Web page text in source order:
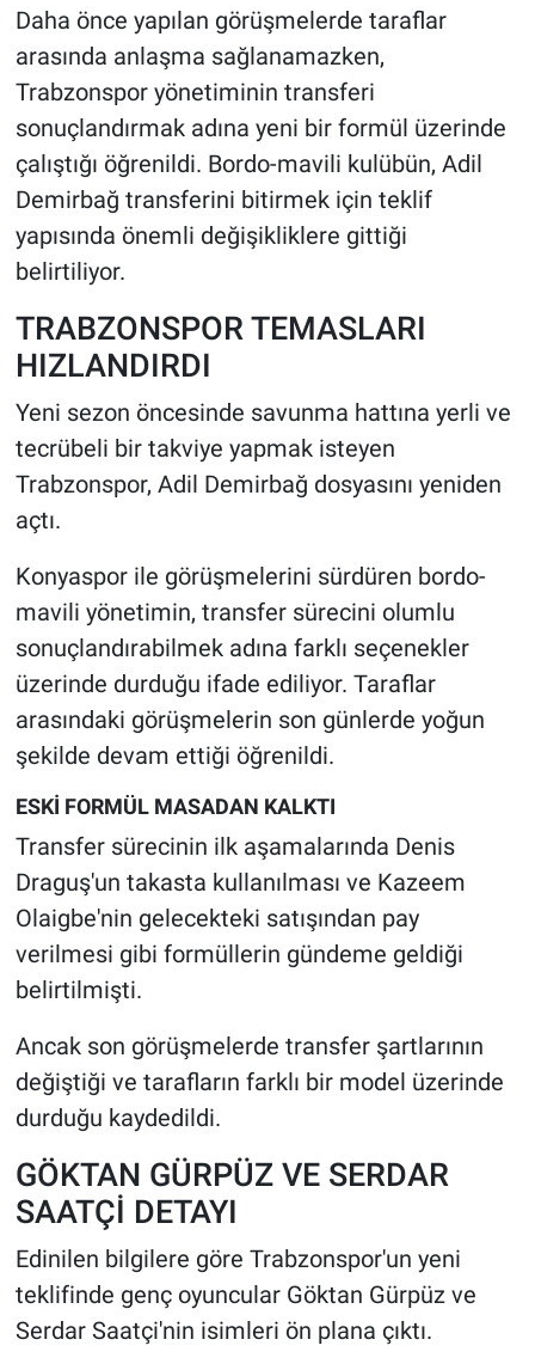
Daha önce yapılan görüşmelerde taraflar
arasında anlaşma sağlanamazken,
Trabzonspor yönetiminin transferi
sonuçlandırmak adına yeni bir formül üzerinde
çalıştığı öğrenildi. Bordo-mavili kulübün, Adil
Demirbağ transferini bitirmek için teklif
yapısında önemli değişikliklere gittiği
belirtiliyor.
TRABZONSPOR TEMASLARI
HIZLANDIRDI
Yeni sezon öncesinde savunma hattına yerli ve
tecrübeli bir takviye yapmak isteyen
Trabzonspor, Adil Demirbağ dosyasını yeniden
açtı.
Konyaspor ile görüşmelerini sürdüren bordo-
mavili yönetimin, transfer sürecini olumlu
sonuçlandırabilmek adına farklı seçenekler
üzerinde durduğu ifade ediliyor. Taraflar
arasındaki görüşmelerin son günlerde yoğun
şekilde devam ettiği öğrenildi.
ESKİ FORMÜL MASADAN KALKTI
Transfer sürecinin ilk aşamalarında Denis
Draguş'un takasta kullanılması ve Kazeem
Olaigbe'nin gelecekteki satışından pay
verilmesi gibi formüllerin gündeme geldiği
belirtilmişti.
Ancak son görüşmelerde transfer şartlarının
değiştiği ve tarafların farklı bir model üzerinde
durduğu kaydedildi.
GÖKTAN GÜRPÜZ VE SERDAR
SAATÇİ DETAYI
Edinilen bilgilere göre Trabzonspor'un yeni
teklifinde genç oyuncular Göktan Gürpüz ve
Serdar Saatçi'nin isimleri ön plana çıktı.
Bilim, Teknoloji